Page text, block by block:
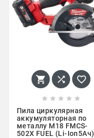
  
    
Пила циркулярная
аккумуляторная по
металлу M18 FMCS-
502X FUEL (Li-Ion5Ач)